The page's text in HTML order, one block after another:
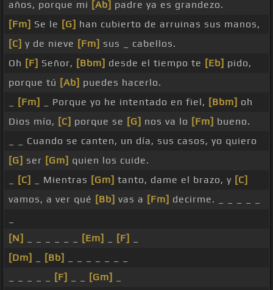
años, porque mi [Ab] padre ya es grandezo.
[Fm] Se le [G] han cubierto de arruinas sus manos,
[C] y de nieve [Fm] sus _ cabellos.
Oh [F] Señor, [Bbm] desde el tiempo te [Eb] pido,
porque tú [Ab] puedes hacerlo.
[Fm] _ Porque yo he intentado en fiel, [Bbm] oh
Dios mío, [C] porque se [G] nos va lo [Fm] bueno.
_ _ Cuando se canten, un día, sus casos, yo quiero
[G] ser [Gm] quien los cuide.
[C] _ Mientras [Gm] tanto, dame el brazo, y [C]
vamos, a ver qué [Bb] vas a [Fm] decirme. _ _ _ _ _
[N]
[Em] [F]
[Dm]
[Bb]
[F] [Gm]